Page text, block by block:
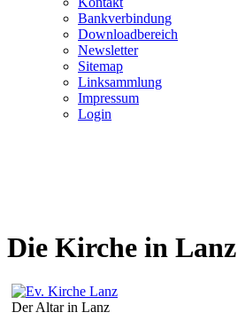
Bankverbindung
Downloadbereich
Newsletter
Sitemap
Linksammlung
Impressum
Login
Die Kirche in Lanz
Der Altar in Lanz